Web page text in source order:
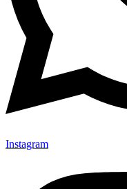
Instagram